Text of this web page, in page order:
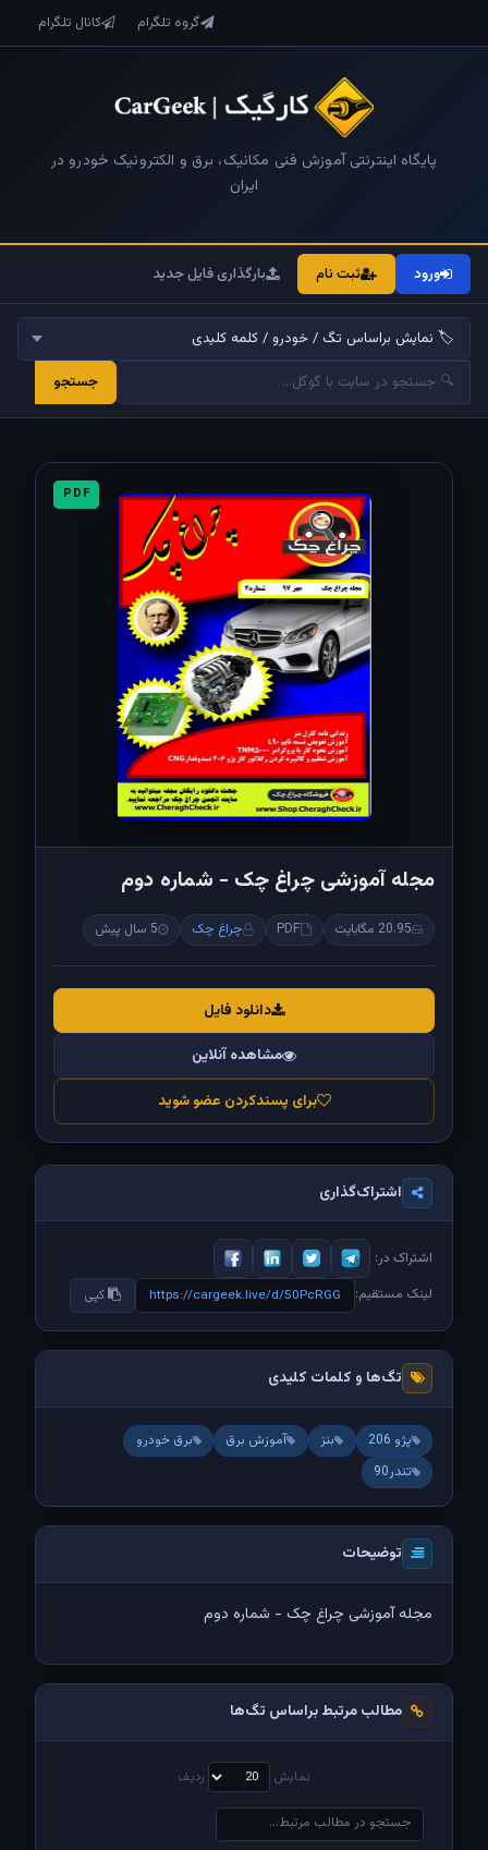
گروه تلگرام کانال تلگرام
پایگاه اینترنتی آموزش فنی مکانیک، برق و الکترونیک خودرو در
ایران
ورود ثبت نام بارگذاری فایل جدید
جستجو
PDF
مجله آموزشی چراغ چک - شماره دوم
20.95 مگابایت PDF چراغ چک 5 سال پیش
دانلود فایل
مشاهده آنلاین
برای پسندکردن عضو شوید
اشتراک‌گذاری
اشتراک در:
لینک مستقیم: https://cargeek.live/d/50PcRGG کپی
تگ‌ها و کلمات کلیدی
پژو 206 بنز آموزش برق
برق خودرو
تندر90
توضیحات
مجله آموزشی چراغ چک - شماره دوم
مطالب مرتبط براساس تگ‌ها
نمایش ردیف